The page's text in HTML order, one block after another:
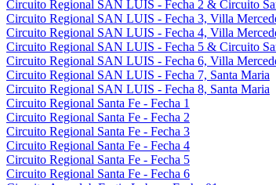
Circuito Regional SAN LUIS - Fecha 2 & Circuito
Circuito Regional SAN LUIS - Fecha 3, Villa
Circuito Regional SAN LUIS - Fecha 4, Villa
Circuito Regional SAN LUIS - Fecha 5 & Circuito
Circuito Regional SAN LUIS - Fecha 6, Villa
Circuito Regional SAN LUIS - Fecha 7, Santa Maria
Circuito Regional SAN LUIS - Fecha 8, Santa Maria
Circuito Regional Santa Fe - Fecha 1
Circuito Regional Santa Fe - Fecha 2
Circuito Regional Santa Fe - Fecha 3
Circuito Regional Santa Fe - Fecha 4
Circuito Regional Santa Fe - Fecha 5
Circuito Regional Santa Fe - Fecha 6